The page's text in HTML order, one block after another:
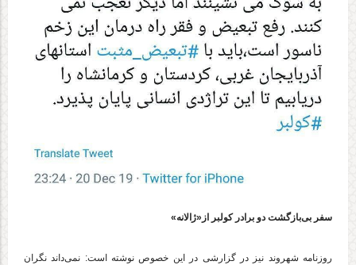
سفر بی‌بازگشت دو برادر کولبر از«ژالانه»
روزنامه شهروند نیز در گزارشی در این خصوص نوشته است: نمی‌داند نگران